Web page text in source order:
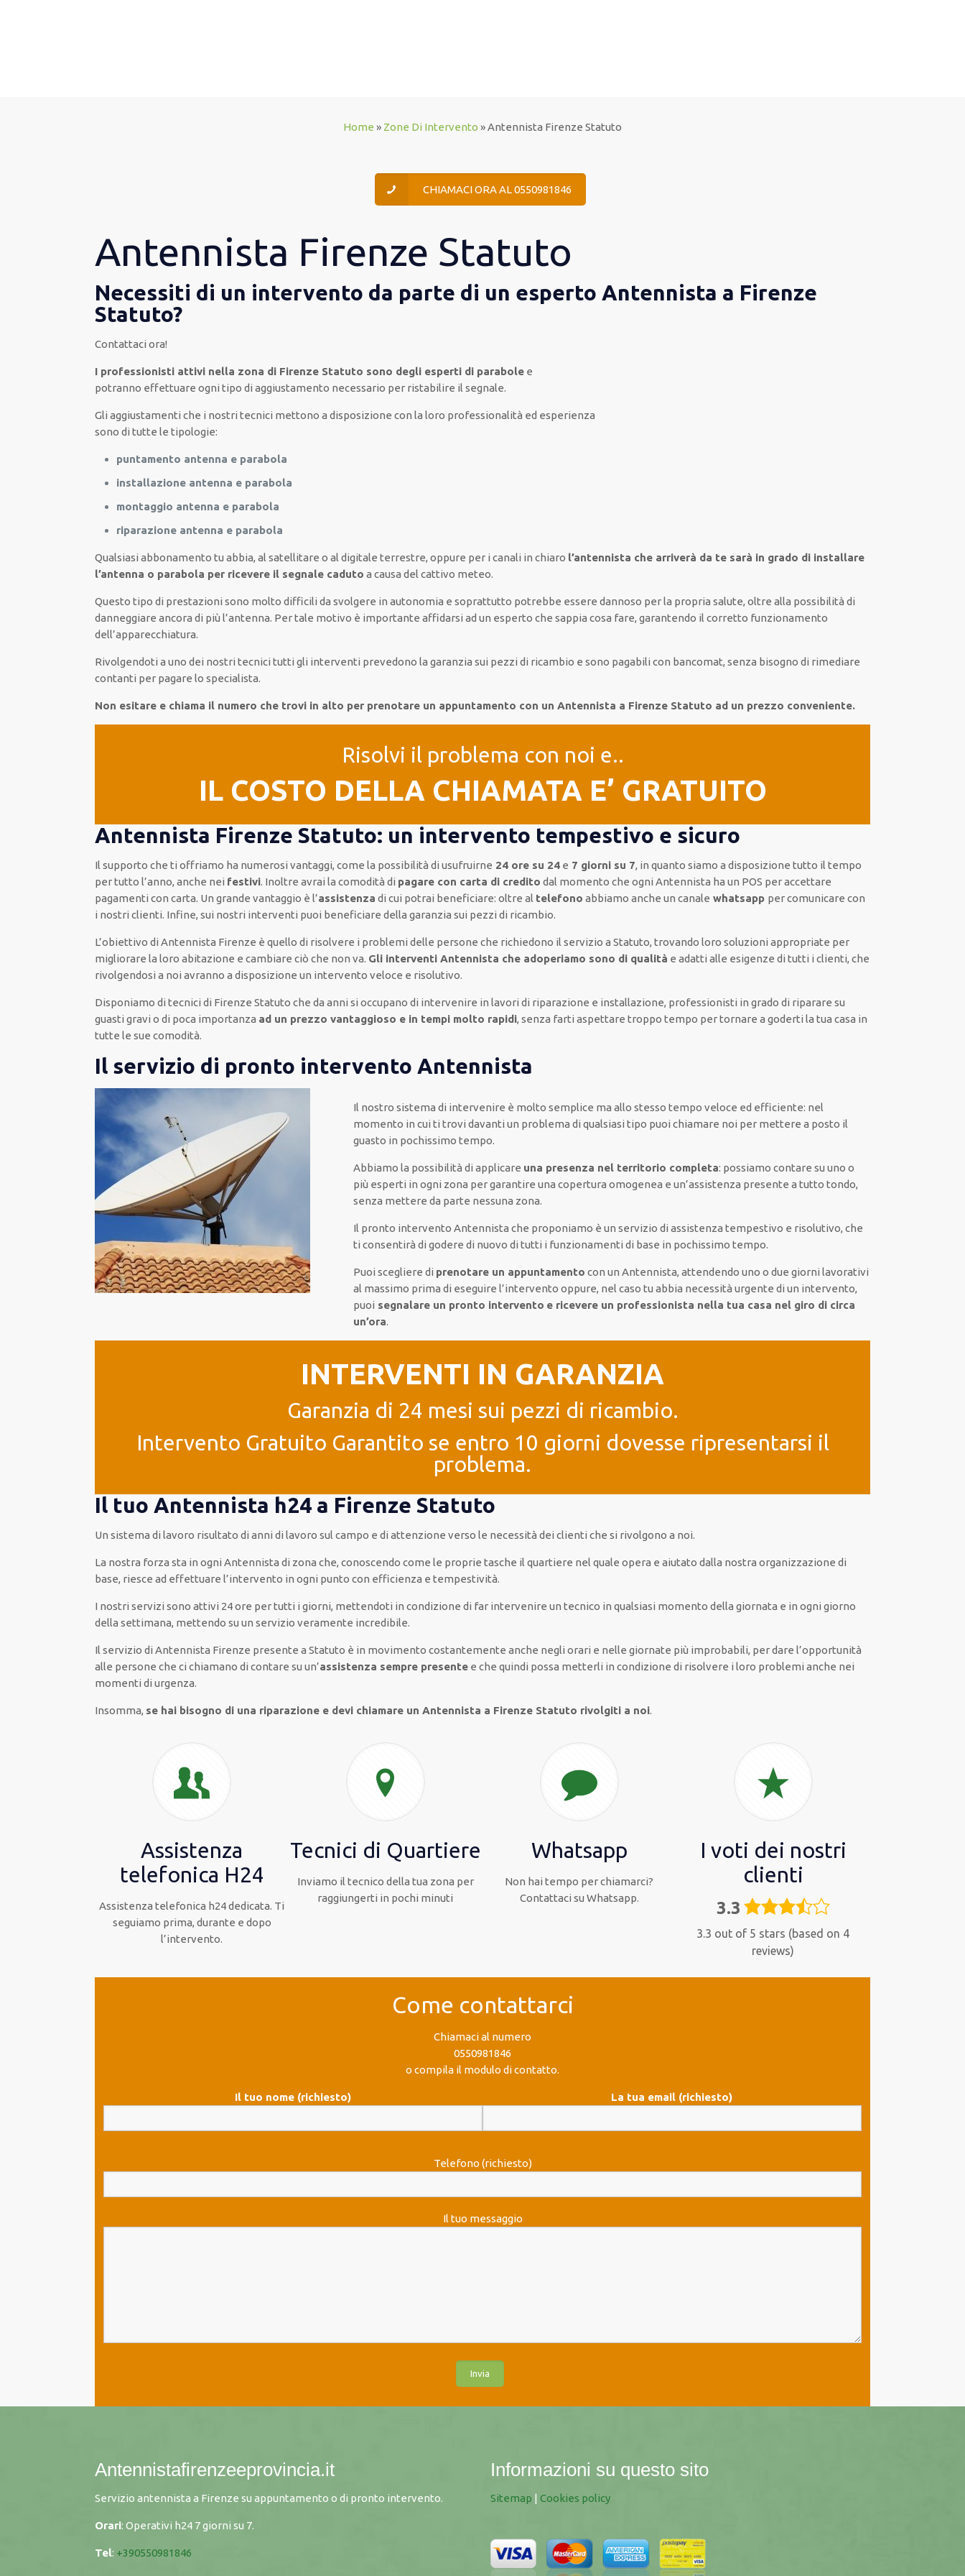
Home » Zone Di Intervento »Antennista Firenze Statuto
CHIAMACI ORA AL 0550981846
Antennista Firenze Statuto
Necessiti di un intervento da parte di un esperto Antennista a Firenze
Statuto?
Contattaci ora!
I professionisti attivi nella zona di Firenze Statuto sono degli esperti di parabole e
potranno effettuare ogni tipo di aggiustamento necessario per ristabilire il segnale.
Gli aggiustamenti che i nostritecnici mettono a disposizione con la loro professionalità ed esperienza
sono di tutte le tipologie:
puntamento antenna e parabola
installazione antenna e parabola
montaggio antenna e parabola
riparazione antenna e parabola
Qualsiasi abbonamento tu abbia, al satellitare o al digitale terrestre, oppure per i canali in chiaro l’antennista che arriverà da te sarà in grado di installare
l’antenna o parabola per ricevere il segnale caduto a causa del cattivo meteo.
Questo tipo di prestazioni sono molto difficili dasvolgere in autonomia esoprattutto potrebbe essere dannoso per la propriasalute, oltre alla possibilità di
danneggiare ancora di più l’antenna. Per tale motivo è importante affidarsi ad un esperto che sappiacosa fare, garantendo ilcorretto funzionamento
dell’apparecchiatura.
Rivolgendoti a uno dei nostritecnici tutti gli interventi prevedono la garanzia sui pezzi di ricambio e sono pagabili con bancomat, senza bisogno di rimediare
contanti per pagare lo specialista.
Non esitare e chiama il numero che trovi in alto per prenotare un appuntamento con un Antennista a Firenze Statuto ad un prezzo conveniente.
Risolvi il problema con noi e..
IL COSTO DELLA CHIAMATA E’ GRATUITO
Antennista Firenze Statuto: un intervento tempestivo e sicuro
Il supporto che tioffriamo ha numerosi vantaggi, come la possibilità di usufruirne 24 ore su 24 e 7 giorni su 7, in quanto siamo a disposizionetutto il tempo
pertutto l’anno, anche nei festivi. Inoltreavrai la comodità di pagare con carta di credito dal momento che ogni Antennista haun POS per accettare
pagamenticon carta. Un grande vantaggio è l’assistenza di cui potrai beneficiare: oltre al telefono abbiamo anche uncanale whatsapp per comunicare con
i nostri clienti. Infine,sui nostri interventi puoi beneficiare dellagaranzia sui pezzi di ricambio.
L’obiettivo di Antennista Firenze è quello di risolvere i problemi delle persone che richiedono il servizio a Statuto, trovando lorosoluzioni appropriate per
migliorare la loro abitazione e cambiare ciò che non va. Gli interventi Antennista che adoperiamo sono di qualità eadatti alle esigenze di tutti i clienti, che
rivolgendosi a noi avranno a disposizione un interventoveloce e risolutivo.
Disponiamo ditecnici di Firenze Statuto che da anni si occupano di intervenire in lavori di riparazione e installazione, professionisti in grado di riparare su
guasti gravi o di poca importanza ad un prezzo vantaggioso e in tempi molto rapidi, senza fartiaspettare troppo tempo per tornare a goderti la tua casa in
tutte le sue comodità.
Il servizio di pronto intervento Antennista
Il nostro sistema di intervenire è molto semplice ma allo stesso tempo veloce ed efficiente: nel
momento in cui ti trovi davanti un problema di qualsiasi tipo puoi chiamare noi per mettere a posto il
guasto in pochissimo tempo.
Abbiamo la possibilità di applicare una presenza nel territorio completa: possiamo contare su uno o
più esperti in ogni zona pergarantire una copertura omogenea e un’assistenza presente a tutto tondo,
senza mettere da parte nessuna zona.
Il pronto intervento Antennista che proponiamo è un servizio di assistenza tempestivo e risolutivo, che
ti consentirà di godere di nuovo di tutti i funzionamenti di base in pochissimo tempo.
Puoi scegliere di prenotareun appuntamento con un Antennista, attendendo uno o due giorni lavorativi
al massimo prima di eseguire l’intervento oppure, nel caso tu abbia necessità urgente di un intervento,
puoi segnalareun pronto intervento e ricevere un professionista nella tua casa nel giro di circa
un’ora.
INTERVENTI IN GARANZIA
Garanzia di 24 mesi sui pezzi di ricambio.
Intervento Gratuito Garantito se entro 10 giorni dovesse ripresentarsi il
problema.
Il tuo Antennista h24 a Firenze Statuto
Un sistema di lavoro risultato di anni di lavoro sul campo e di attenzione verso le necessitàdei clienti che si rivolgono a noi.
La nostra forza sta in ogni Antennista di zona che, conoscendo come le proprie tasche il quartiere nel quale opera eaiutato dalla nostra organizzazione di
base, riesce ad effettuare l’intervento in ogni punto con efficienza e tempestività.
I nostri servizi sono attivi 24 ore pertutti i giorni, mettendoti in condizione di far intervenire untecnico inqualsiasi momento della giornata e inogni giorno
della settimana, mettendo su un servizioveramente incredibile.
Il servizio di Antennista Firenze presente a Statuto è in movimento costantemente anche negli orari e nelle giornate più improbabili, perdare l’opportunità
alle persone che ci chiamano dicontare su un’assistenza sempre presente e chequindi possa metterli in condizione di risolvere i loro problemi anche nei
momenti di urgenza.
Insomma, se hai bisogno di una riparazione e devi chiamare un Antennista a Firenze Statuto rivolgiti a noi.
Assistenza
telefonica H24
Assistenza telefonica h24 dedicata. Ti
seguiamo prima, durante e dopo
l’intervento.
Tecnici di Quartiere
Inviamo il tecnico della tua zona per
raggiungerti in pochi minuti
Whatsapp
Non hai tempo per chiamarci?
Contattaci su Whatsapp.
I voti dei nostri
clienti
3.3 3,3
3.3 out of 5 stars (based on 4
reviews)
Come contattarci
Chiamaci al numero
0550981846
o compila il modulo di contatto.
Il tuo nome (richiesto) La tua email (richiesto)
Telefono (richiesto)
Il tuo messaggio
Antennistafirenzeeprovincia.it
Servizio antennista a Firenze su appuntamento o di pronto intervento.
Orari: Operativi h24 7 giorni su 7.
Tel: +390550981846
Informazioni su questo sito
Sitemap | Cookies policy